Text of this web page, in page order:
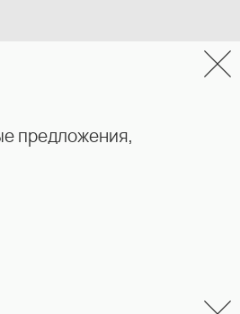
предложения,